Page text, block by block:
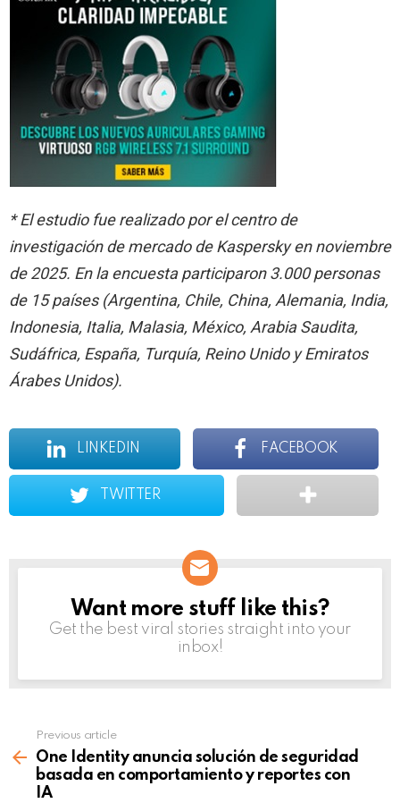
* El estudio fue realizado por el centro de
investigación de mercado de Kaspersky en noviembre
de 2025. En la encuesta participaron 3.000 personas
de 15 países (Argentina, Chile, China, Alemania, India,
Indonesia, Italia, Malasia, México, Arabia Saudita,
Sudáfrica, España, Turquía, Reino Unido y Emiratos
Árabes Unidos).
LINKEDIN FACEBOOK
TWITTER
NEWSLETTER
Want more stuff like this?
Get the best viral stories straight into your
inbox!
more
Previous article
One Identity anuncia solución de seguridad
basada en comportamiento y reportes con
IA